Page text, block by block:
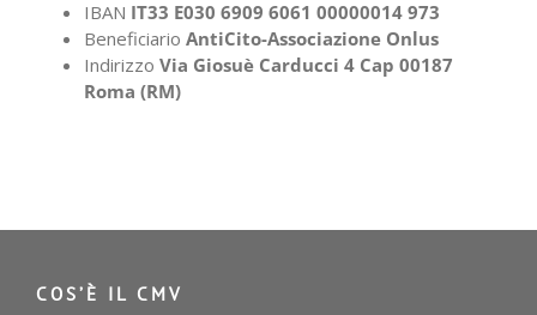
IBAN IT33 E030 6909 6061 00000014 973
Beneficiario AntiCito-Associazione Onlus
Indirizzo Via Giosuè Carducci 4 Cap 00187
Roma (RM)
COS’È IL CMV